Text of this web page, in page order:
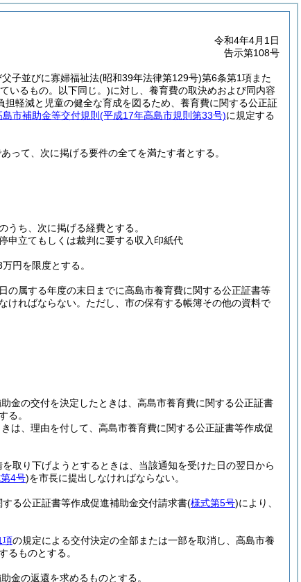
令和4年4月1日
告示第108号
子並びに寡婦福祉法(昭和39年法律第129号)第6条第1項また
いるもの。以下同じ。)に対し、養育費の取決めおよび同内容
軽減と児童の健全な育成を図るため、養育費に関する公正証
島市補助金等交付規則 (平成17年高島市規則第33号)に規定する
って、次に掲げる要件の全てを満たす者とする。
うち、次に掲げる経費とする。
申立てもしくは裁判に要する収入印紙代
円を限度とする。
の属する年度の末日までに高島市養育費に関する公正証書等
ければならない。 ただし、市の保有する帳簿その他の資料で
金の交付を決定したときは、高島市養育費に関する公正証書
る。
は、理由を付して、高島市養育費に関する公正証書等作成促
取り下げようとするときは、当該通知を受けた日の翌日から
4号)を市長に提出しなければならない。
る公正証書等作成促進補助金交付請求書(様式第5号)により、
項の規定による交付決定の全部または一部を取消し、高島市養
るものとする。
金の返還を求めるものとする。